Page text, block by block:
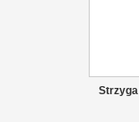
Strzyga